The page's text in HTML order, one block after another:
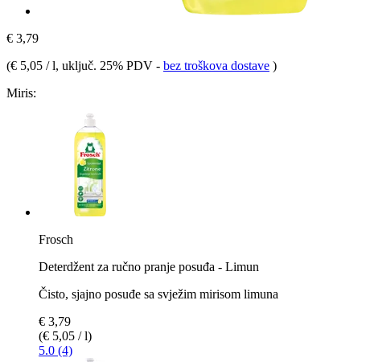
€ 3,79
(€ 5,05 / l, uključ. 25% PDV - bez troškova dostave )
Miris:
Frosch
Deterdžent za ručno pranje posuđa - Limun
Čisto, sjajno posuđe sa svježim mirisom limuna
€ 3,79
(€ 5,05 / l)
5.0 (4)